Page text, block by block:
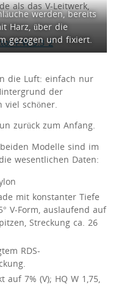
als das V-Leitwerk,
werden, bereits
Harz, über die
gezogen und fixiert.
die Luft: einfach nur
der
viel schöner.
zurück zum Anfang.
Modelle sind im
wesentlichen Daten:
mit konstanter Tiefe
V-Form, auslaufend auf
Streckung ca. 26
RDS-
auf 7% (V); HQ W 1,75,